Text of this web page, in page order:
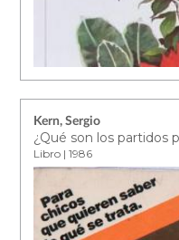
Kern, Sergio
¿Qué son los partidos
Libro | 1986